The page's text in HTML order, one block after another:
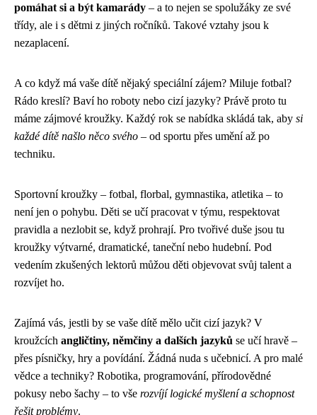
pomáhat si a být kamarády – a to nejen se spolužáky ze své
třídy, ale i s dětmi z jiných ročníků. Takové vztahy jsou k
nezaplacení.
A co když má vaše dítě nějaký speciální zájem? Miluje fotbal?
Rádo kreslí? Baví ho roboty nebo cizí jazyky? Právě proto tu
máme zájmové kroužky. Každý rok se nabídka skládá tak, aby si
každé dítě našlo něco svého – od sportu přes umění až po
techniku.
Sportovní kroužky – fotbal, florbal, gymnastika, atletika – to
není jen o pohybu. Děti se učí pracovat v týmu, respektovat
pravidla a nezlobit se, když prohrají. Pro tvořivé duše jsou tu
kroužky výtvarné, dramatické, taneční nebo hudební. Pod
vedením zkušených lektorů můžou děti objevovat svůj talent a
rozvíjet ho.
Zajímá vás, jestli by se vaše dítě mělo učit cizí jazyk? V
kroužcích angličtiny, němčiny a dalších jazyků se učí hravě –
přes písničky, hry a povídání. Žádná nuda s učebnicí. A pro malé
vědce a techniky? Robotika, programování, přírodovědné
pokusy nebo šachy – to vše rozvíjí logické myšlení a schopnost
řešit problémy.